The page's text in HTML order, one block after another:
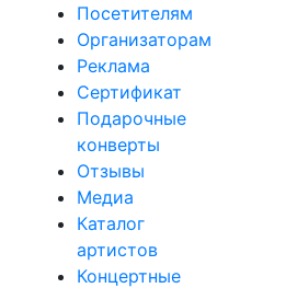
Посетителям
Организаторам
Реклама
Сертификат
Подарочные
конверты
Отзывы
Медиа
Каталог
артистов
Концертные